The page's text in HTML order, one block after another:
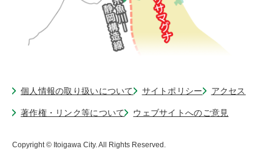
個人情報の取り扱いについて サイトポリシー アクセス
著作権・リンク等について ウェブサイトへのご意見
Copyright © Itoigawa City. All Rights Reserved.